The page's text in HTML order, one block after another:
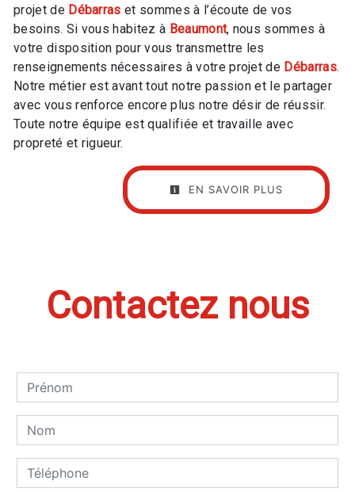
projet de Débarras et sommes à l’écoute de vos
besoins. Si vous habitez à Beaumont, nous sommes à
votre disposition pour vous transmettre les
renseignements nécessaires à votre projet de Débarras.
Notre métier est avant tout notre passion et le partager
avec vous renforce encore plus notre désir de réussir.
Toute notre équipe est qualifiée et travaille avec
propreté et rigueur.
EN SAVOIR PLUS
Contactez nous